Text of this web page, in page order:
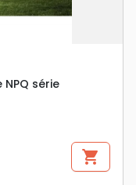
série
shopping_cart